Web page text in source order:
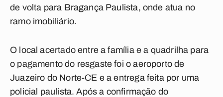
de volta para Bragança Paulista, onde atua no
ramo imobiliário.
O local acertado entre a família e a quadrilha para
o pagamento do resgaste foi o aeroporto de
Juazeiro do Norte-CE e a entrega feita por uma
policial paulista. Após a confirmação do